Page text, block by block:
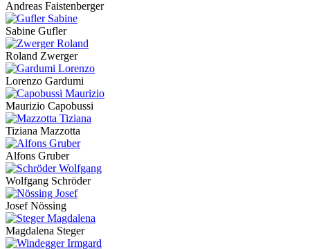
Andreas Faistenberger
Sabine Gufler
Roland Zwerger
Lorenzo Gardumi
Maurizio Capobussi
Tiziana Mazzotta
Alfons Gruber
Wolfgang Schröder
Josef Nössing
Magdalena Steger